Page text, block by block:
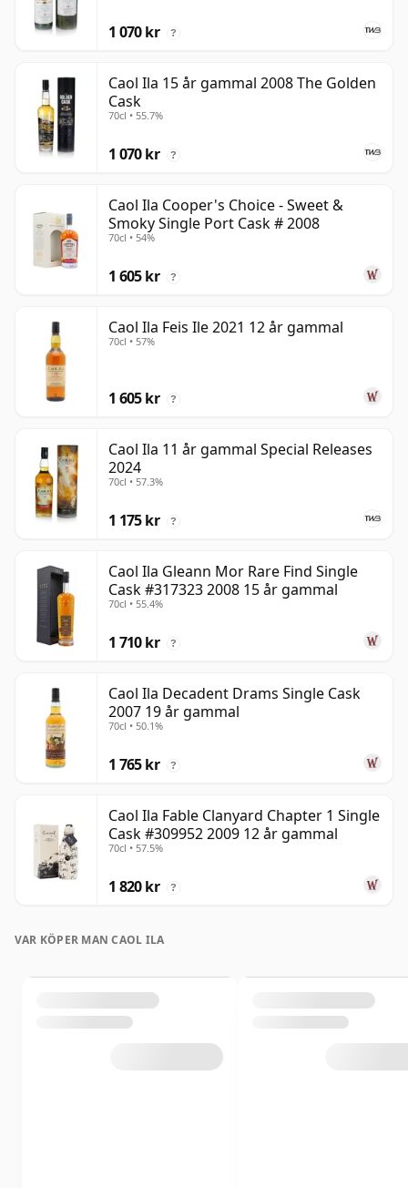
1 070 kr ?
Caol Ila 15 år gammal 2008 The Golden
Cask
70cl • 55.7%
1 070 kr ?
Caol Ila Cooper's Choice - Sweet &
Smoky Single Port Cask # 2008
70cl • 54%
1 605 kr ?
Caol Ila Feis Ile 2021 12 år gammal
70cl • 57%
1 605 kr ?
Caol Ila 11 år gammal Special Releases
2024
70cl • 57.3%
1 175 kr ?
Caol Ila Gleann Mor Rare Find Single
Cask #317323 2008 15 år gammal
70cl • 55.4%
1 710 kr ?
Caol Ila Decadent Drams Single Cask
2007 19 år gammal
70cl • 50.1%
1 765 kr ?
Caol Ila Fable Clanyard Chapter 1 Single
Cask #309952 2009 12 år gammal
70cl • 57.5%
1 820 kr ?
VAR KÖPER MAN CAOL ILA